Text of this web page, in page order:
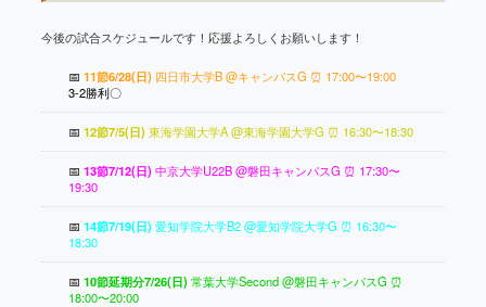
今後の試合スケジュールです！応援よろしくお願いします！
📅 11節6/28(日) 四日市大学B @キャンパスG ⏰ 17:00〜19:00
3-2勝利〇
📅12節7/5(日)東海学園大学A @東海学園大学G ⏰ 16:30〜18:30
📅13節7/12(日)中京大学U22B @磐田キャンパスG ⏰ 17:30〜
19:30
📅14節7/19(日)愛知学院大学B2 @愛知学院大学G ⏰ 16:30〜
18:30
📅 10節延期分7/26(日)常葉大学Second @磐田キャンパスG ⏰
18:00〜20:00